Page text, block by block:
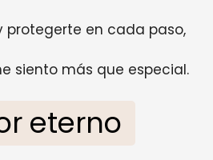
protegerte en cada paso,
siento más que especial.
eterno